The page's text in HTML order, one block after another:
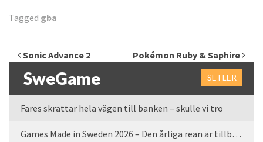
Tagged gba
Inläggsnavigering
Sonic Advance 2 Pokémon Ruby & Saphire
SweGame SE FLER
Fares skrattar hela vägen till banken – skulle vi tro
Games Made in Sweden 2026 – Den årliga rean är tillbaka